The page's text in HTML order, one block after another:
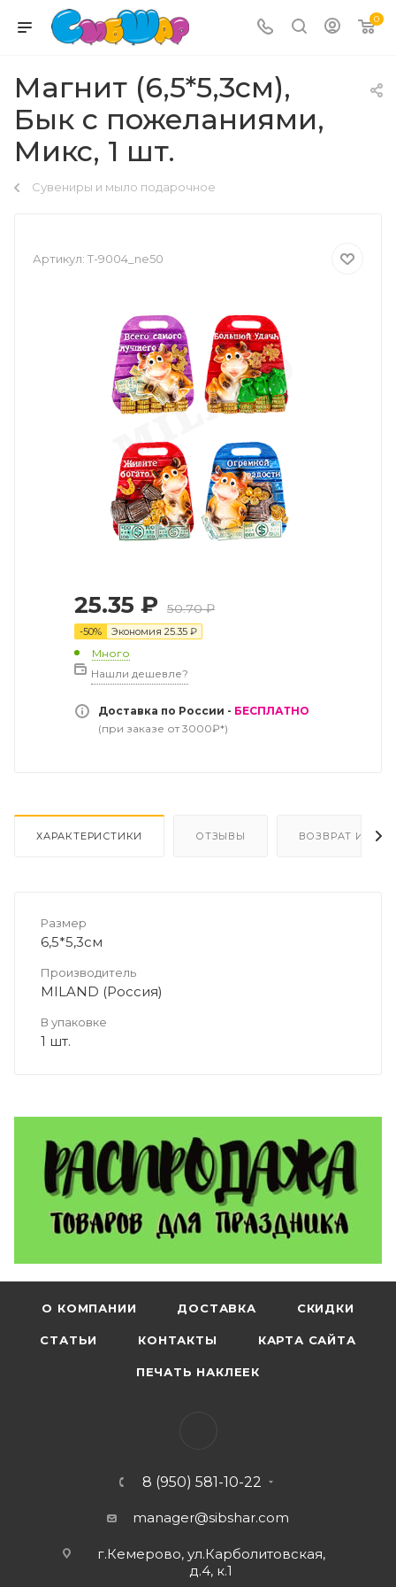
0
Магнит (6,5*5,3см),
Бык с пожеланиями,
Микс, 1 шт.
Сувениры и мыло подарочное
Артикул: Т-9004_ne50
25.35 ₽ 50.70₽
-50% Экономия 25.35 ₽
Много
Нашли дешевле?
Доставка по России - БЕСПЛАТНО
(при заказе от 3000₽*)
ХАРАКТЕРИСТИКИ ОТЗЫВЫ ВОЗВРАТ И
Размер
6,5*5,3см
Производитель
MILAND (Россия)
В упаковке
1 шт.
О КОМПАНИИ ДОСТАВКА СКИДКИ
СТАТЬИ КОНТАКТЫ КАРТА САЙТА
ПЕЧАТЬ НАКЛЕЕК
8 (950) 581-10-22
manager@sibshar.com
г.Кемерово, ул.Карболитовская,
д.4, к.1